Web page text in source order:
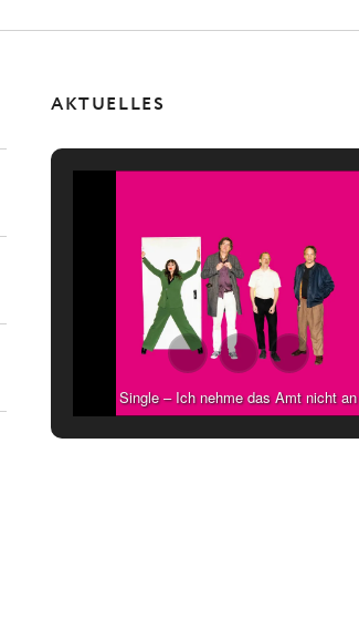
AKTUELLES
Single – Ich nehme das Amt nicht an